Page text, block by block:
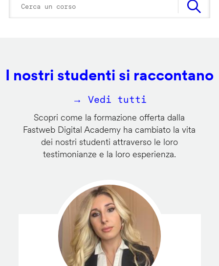
I nostri studenti si raccontano
→ Vedi tutti
Scopri come la formazione offerta dalla
Fastweb Digital Academy ha cambiato la vita
dei nostri studenti attraverso le loro
testimonianze e la loro esperienza.